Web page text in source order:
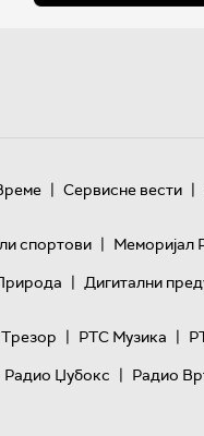
| Сервисне вести |
спортови | Меморијал
| Дигитални
| РТС Музика |
Радио Џубокс | Радио